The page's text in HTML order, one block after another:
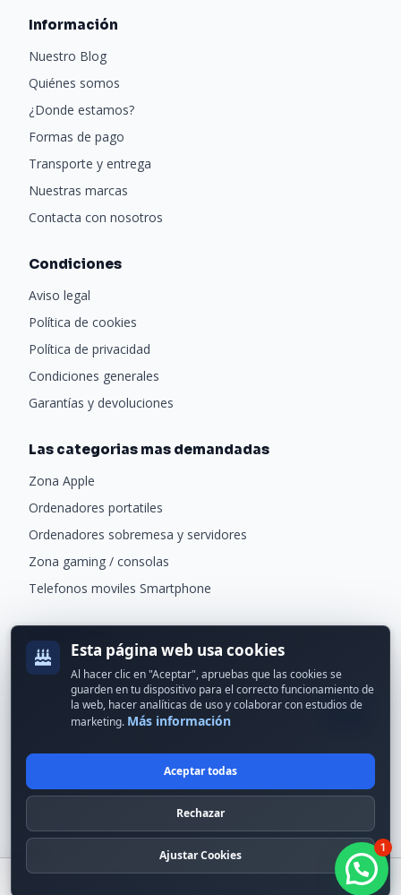
Información
Nuestro Blog
Quiénes somos
¿Donde estamos?
Formas de pago
Transporte y entrega
Nuestras marcas
Contacta con nosotros
Condiciones
Aviso legal
Política de cookies
Política de privacidad
Condiciones generales
Garantías y devoluciones
Las categorias mas demandadas
Zona Apple
Ordenadores portatiles
Ordenadores sobremesa y servidores
Zona gaming / consolas
Telefonos moviles Smartphone
Recibe ofertas exclusivas y novedades.
© 2024 Erson Tecnología. Todos los derechos reservados.
Política de privacidad
Condiciones Generales 1
¡Hola! ¿en qué puedo ayudarte?
Esta página web usa cookies
Al hacer clic en "Aceptar", apruebas que las cookies se
guarden en tu dispositivo para el correcto funcionamiento de
la web, hacer analíticas de uso y colaborar con estudios de
marketing. Más información
Aceptar todas
Rechazar
Ajustar Cookies